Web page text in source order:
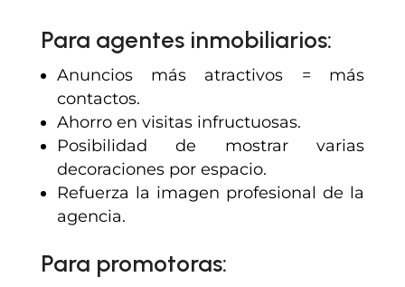
Para agentes inmobiliarios:
Anuncios más atractivos = más
contactos.
Ahorro en visitas infructuosas.
Posibilidad de mostrar varias
decoraciones por espacio.
Refuerza la imagen profesional de la
agencia.
Para promotoras: